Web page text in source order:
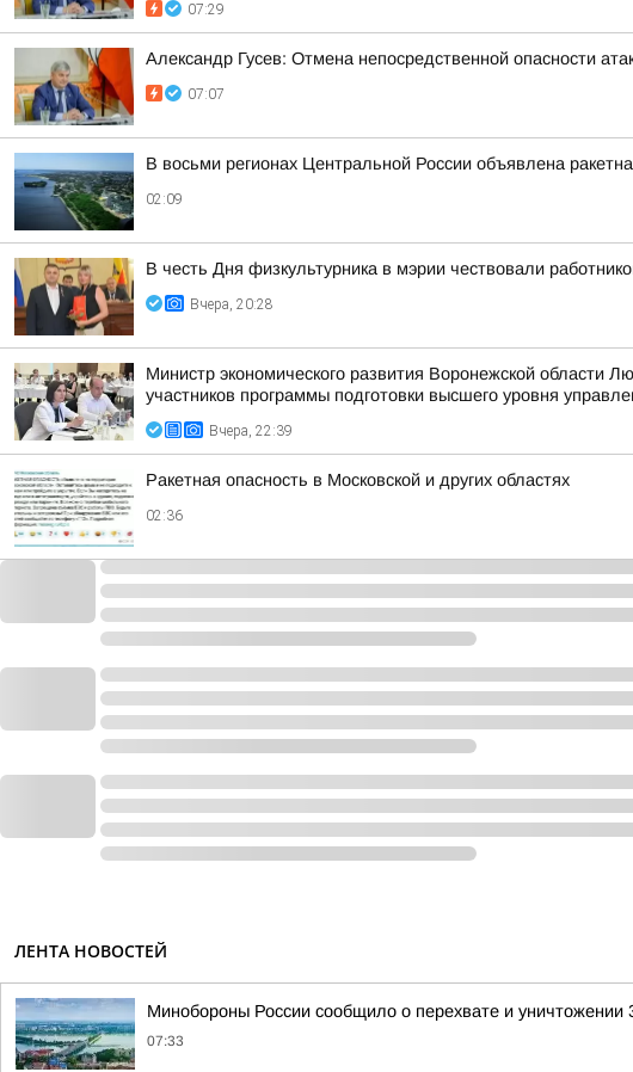
07:29
Александр Гусев: Отмена непосредственной опасности
07:07
В восьми регионах Центральной России объявлена
02:09
В честь Дня физкультурника в мэрии чествовали
Вчера, 20:28
Министр экономического развития Воронежской области
участников программы подготовки высшего уровня
Вчера, 22:39
Ракетная опасность в Московской и других областях
02:36
ЛЕНТА НОВОСТЕЙ
Минобороны России сообщило о перехвате и уничтожении
07:33